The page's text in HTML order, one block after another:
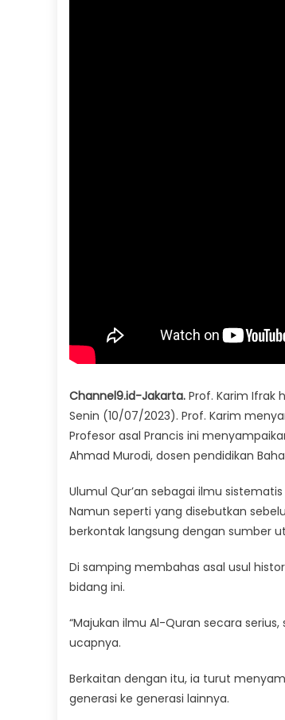
Channel9.id-Jakarta. Prof. Karim Ifrak
Senin (10/07/2023). Prof. Karim
Profesor asal Prancis ini
Ahmad Murodi, dosen pendidikan
Ulumul Qur’an sebagai ilmu
Namun seperti yang disebutkan
berkontak langsung dengan sumber
Di samping membahas asal usul
bidang ini.
“Majukan ilmu Al-Quran secara
ucapnya.
Berkaitan dengan itu, ia turut
generasi ke generasi lainnya.